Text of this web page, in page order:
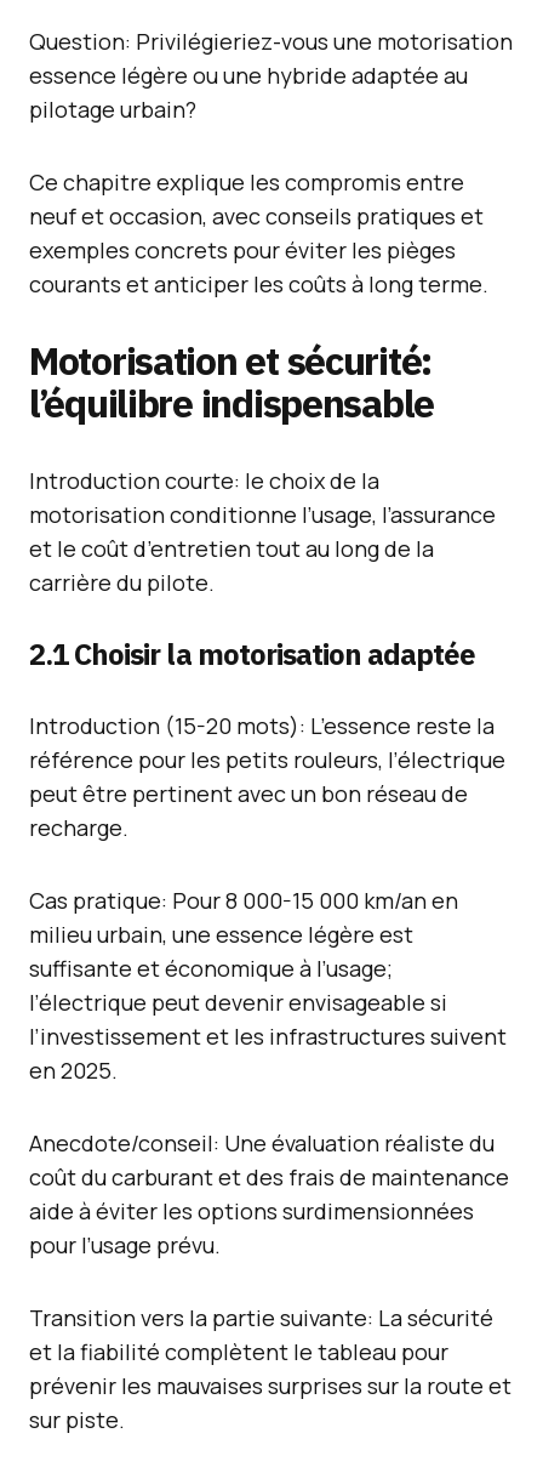
Question: Privilégieriez-vous une motorisation
essence légère ou une hybride adaptée au
pilotage urbain?
Ce chapitre explique les compromis entre
neuf et occasion, avec conseils pratiques et
exemples concrets pour éviter les pièges
courants et anticiper les coûts à long terme.
Motorisation et sécurité:
l’équilibre indispensable
Introduction courte: le choix de la
motorisation conditionne l’usage, l’assurance
et le coût d’entretien tout au long de la
carrière du pilote.
2.1 Choisir la motorisation adaptée
Introduction (15-20 mots): L’essence reste la
référence pour les petits rouleurs, l’électrique
peut être pertinent avec un bon réseau de
recharge.
Cas pratique: Pour 8 000-15 000 km/an en
milieu urbain, une essence légère est
suffisante et économique à l’usage;
l’électrique peut devenir envisageable si
l’investissement et les infrastructures suivent
en 2025.
Anecdote/conseil: Une évaluation réaliste du
coût du carburant et des frais de maintenance
aide à éviter les options surdimensionnées
pour l’usage prévu.
Transition vers la partie suivante: La sécurité
et la fiabilité complètent le tableau pour
prévenir les mauvaises surprises sur la route et
sur piste.